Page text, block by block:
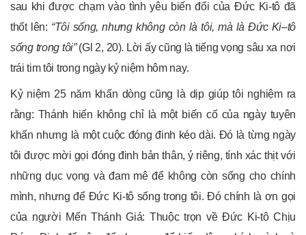
sau khi được chạm vào tình yêu biến đổi của Đức Ki-tô đã
thốt lên: “Tôi sống, nhưng không còn là tôi, mà là Đức Ki–tô
sống trong tôi”(Gl 2, 20). Lời ấy cũng là tiếng vọng sâu xa nơi
trái tim tôi trong ngày kỷ niệm hôm nay.
Kỷ niệm 25 năm khấn dòng cũng là dịp giúp tôi nghiệm ra
rằng: Thánh hiến không chỉ là một biến cố của ngày tuyên
khấn nhưng là một cuộc đóng đinh kéo dài. Đó là từng ngày
tôi được mời gọi đóng đinh bản thân, ý riêng, tính xác thịt với
những dục vọng và đam mê để không còn sống cho chính
mình, nhưng để Đức Ki-tô sống trong tôi. Đó chính là ơn gọi
của người Mến Thánh Giá: Thuộc trọn về Đức Ki-tô Chịu